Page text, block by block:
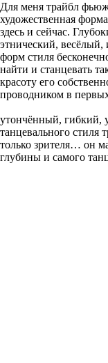
Для меня трайбл
художественная
здесь и сейчас.
этнический,
форм стиля
найти и станцевать
красоту его
проводником в
утончённый, гибкий,
танцевального стиля
только зрителя… он
глубины и самого